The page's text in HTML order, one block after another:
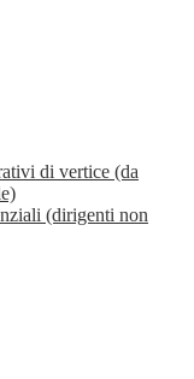
di vertice (da
(dirigenti non